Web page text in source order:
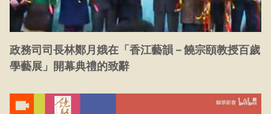
政務司司長林鄭月娥在「香江藝韻－饒宗頤教授百歲
學藝展」開幕典禮的致辭